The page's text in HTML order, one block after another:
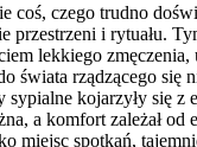
coś, czego trudno
przestrzeni i rytuału.
lekkiego
świata rządzącego
sypialne kojarzyły się
a komfort zależał
miejsc spotkań,